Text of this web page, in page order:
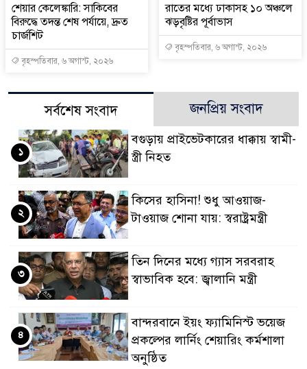
শেয়ার কেলেঙ্কারি: সাকিবের
বিরুদ্ধে তদন্ত শেষ পর্যায়ে, দ্রুত
চার্জশিট
বৃহস্পতিবার, ৬ অগাস্ট, ২০২৬
রাতের মধ্যে ঢাকাসহ ১০ অঞ্চলে
ঝড়বৃষ্টির পূর্বাভাস
বৃহস্পতিবার, ৬ অগাস্ট, ২০২৬
সর্বশেষ সংবাদ জনপ্রিয় সংবাদ
বগুড়ায় প্রাইভেটকারের ধাক্কায় স্বামী-
স্ত্রী নিহত
১
কিসের হাসিনা! শুধু আওয়াজ-
টাওয়াজ শোনা যায়: স্বরাষ্ট্রমন্ত্রী
২
তিন দিনের মধ্যে গ্যাস সরবরাহ
স্বাভাবিক হবে: জ্বালানি মন্ত্রী
৩
বান্দরবানে ইয়ং ফ্যামিনিস্ট ভয়েজ
প্রকল্পের লার্নিং শেয়ারিং কর্মশালা
অনুষ্ঠিত
৪